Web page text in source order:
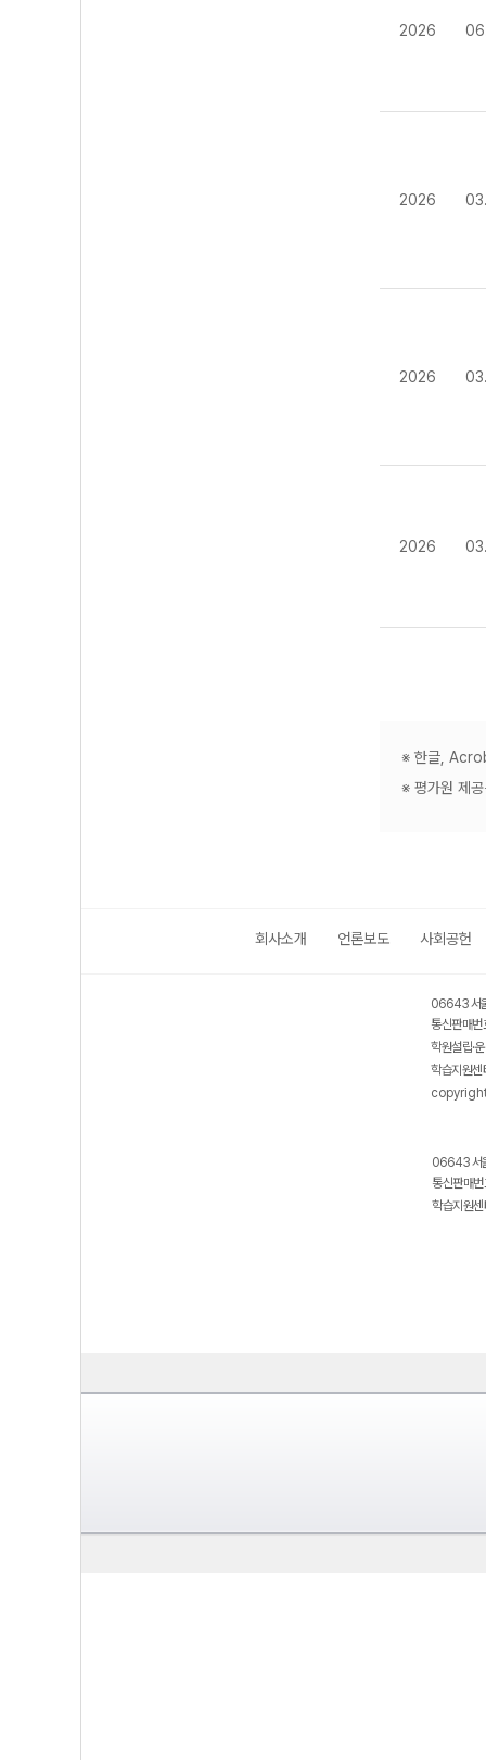
2026
2026
2026
2026
※ 한글,
※ 평가원 제
회사소개 언론보도 사회공헌
06643 서
통신판매
학원설립·
학습지원
06643 서
통신판매
학습지원